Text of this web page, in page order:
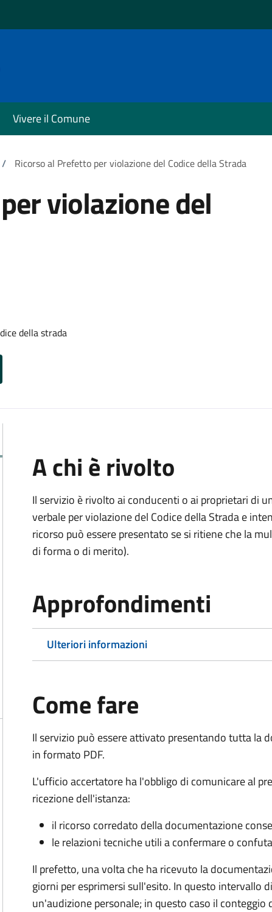
Vivere il Comune
/ Ricorso al Prefetto per violazione del Codice della Strada
violazione del
della strada
A chi è rivolto
Il servizio è rivolto ai conducenti o ai proprietari di
verbale per violazione del Codice della Strada e
ricorso può essere presentato se si ritiene che la
di forma o di merito).
Approfondimenti
Ulteriori informazioni
Come fare
Il servizio può essere attivato presentando tutta la
in formato PDF.
L'ufficio accertatore ha l'obbligo di comunicare al
ricezione dell'istanza:
il ricorso corredato della documentazione
le relazioni tecniche utili a confermare o
Il prefetto, una volta che ha ricevuto la
giorni per esprimersi sull'esito. In questo intervallo
un'audizione personale; in questo caso il conteggio